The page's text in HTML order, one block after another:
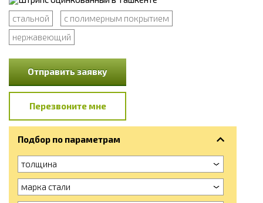
стальной
с полимерным покрытием
нержавеющий
Отправить заявку
Перезвоните мне
Подбор по параметрам
толщина
марка стали